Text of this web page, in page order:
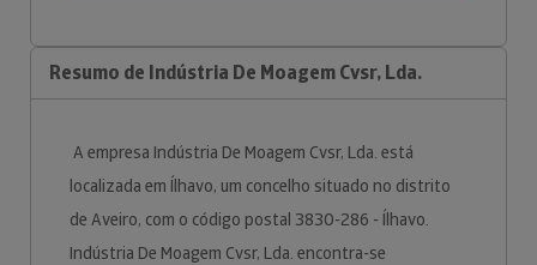
Resumo de Indústria De Moagem Cvsr, Lda.
A empresa Indústria De Moagem Cvsr, Lda. está
localizada em Ílhavo, um concelho situado no distrito
de Aveiro, com o código postal 3830-286 - Ílhavo.
Indústria De Moagem Cvsr, Lda. encontra-se